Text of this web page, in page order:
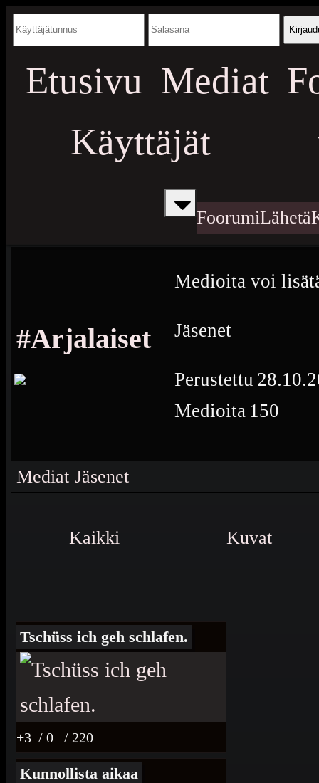
Etusivu Mediat
Käyttäjät
FoorumiLähetä
#Arjalaiset
Medioita voi
Jäsenet
Perustettu
Medioita 150
Me Emme Ole
Mediat Jäsenet
Kaikki Kuvat
Tschüss ich geh schlafen.
+3 / 0 / 220
Kunnollista aikaa